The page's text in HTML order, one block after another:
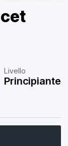
Livello
Principiante